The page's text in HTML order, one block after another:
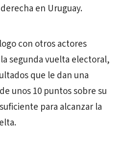
en Uruguay.
con otros actores
segunda vuelta electoral,
que le dan una
unos 10 puntos sobre su
para alcanzar la